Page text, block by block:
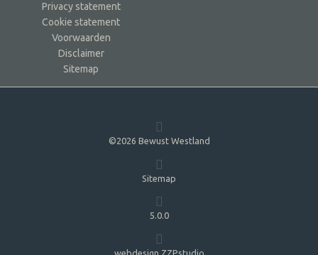
Privacy statement
Cookie statement
Voorwaarden
Disclaimer
Sitemap
©2026 Bewust Westland
Sitemap
5.0.0
webdesign ZZPstudio